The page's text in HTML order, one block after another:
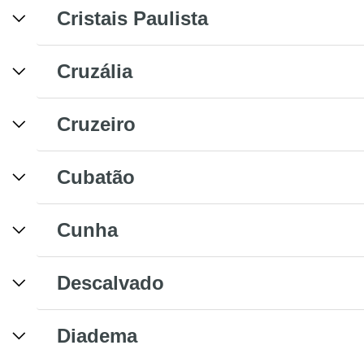
Cristais Paulista
Cruzália
Cruzeiro
Cubatão
Cunha
Descalvado
Diadema